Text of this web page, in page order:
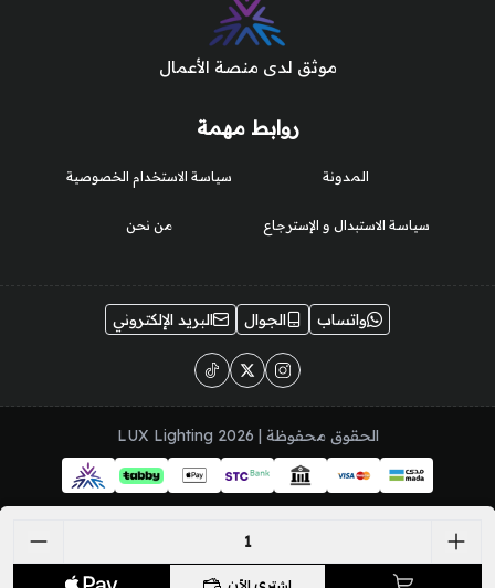
روابط مهمة
المدونة
سياسة الاستبدال و الإسترجاع
سياسة الاستخدام الخصوصية
من نحن
موثق لدى منصة الأعمال
واتساب الجوال البريد الإلكتروني
الحقوق محفوظة | 2026 LUX Lighting